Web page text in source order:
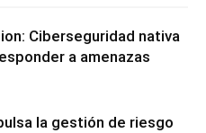
Ciberseguridad nativa
a amenazas
la gestión de riesgo